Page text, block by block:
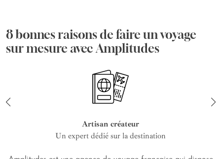
8 bonnes raisons de faire un voyage
sur mesure avec Amplitudes
Artisan créateur
Un expert dédié sur la destination